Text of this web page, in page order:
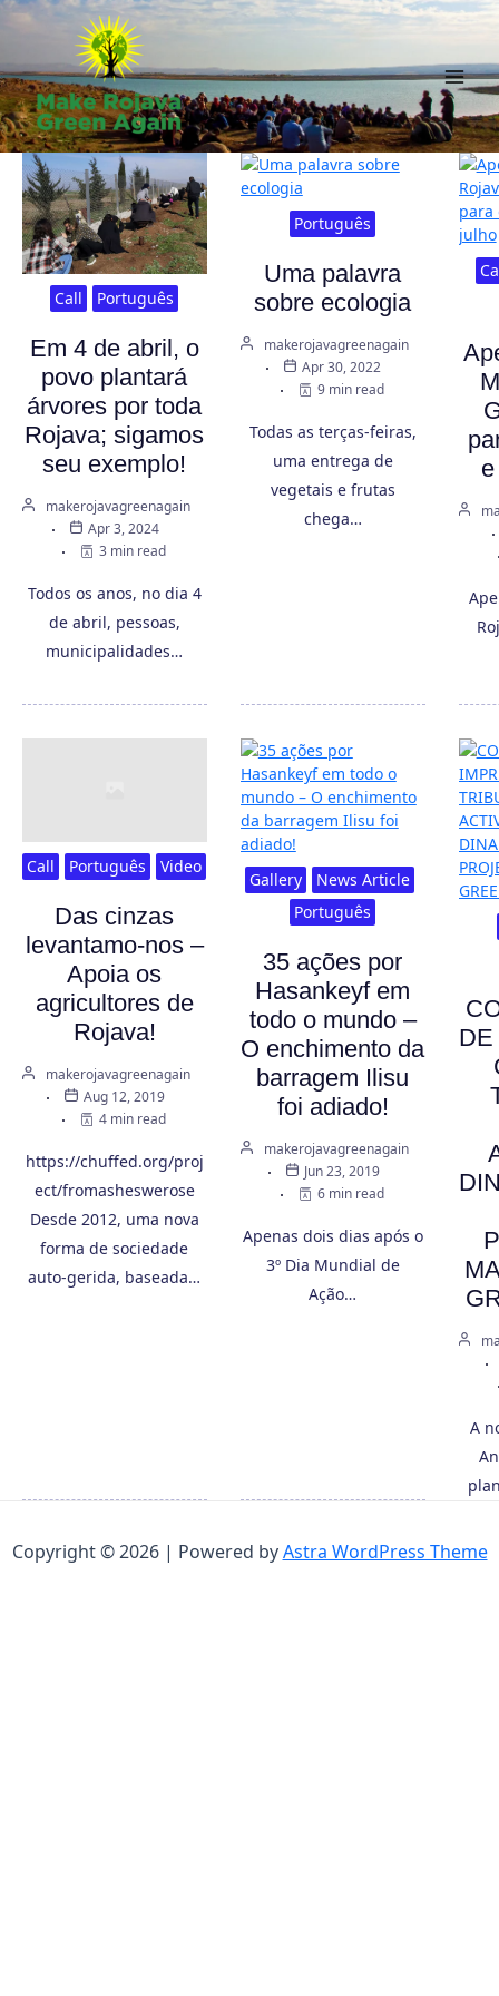
Skip
Main
Call Português
Em 4 de abril, o
povo plantará
árvores por toda
Rojava; sigamos
seu exemplo!
makerojavagreenagain
Apr 3, 2024
3 min read
Todos os anos, no dia 4
de abril, pessoas,
municipalidades…
Português
Uma palavra
sobre ecologia
makerojavagreenagain
Apr 30, 2022
9 min read
Todas as terças-feiras,
uma entrega de
vegetais e frutas
chega…
Call Português Video
Das cinzas
levantamo-nos –
Apoia os
agricultores de
Rojava!
makerojavagreenagain
Aug 12, 2019
4 min read
https://chuffed.org/proj
ect/fromasheswerose
Desde 2012, uma nova
forma de sociedade
auto-gerida, baseada…
Gallery
News Article
Português
35 ações por
Hasankeyf em
todo o mundo –
O enchimento da
barragem Ilisu
foi adiado!
makerojavagreenagain
Jun 23, 2019
6 min read
Apenas dois dias após o
3º Dia Mundial de
Ação…
A
Copyright © 2026 | Powered byAstra WordPress Theme